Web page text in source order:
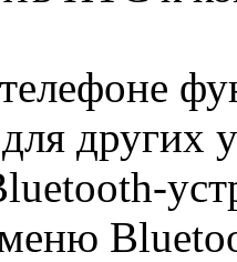
других